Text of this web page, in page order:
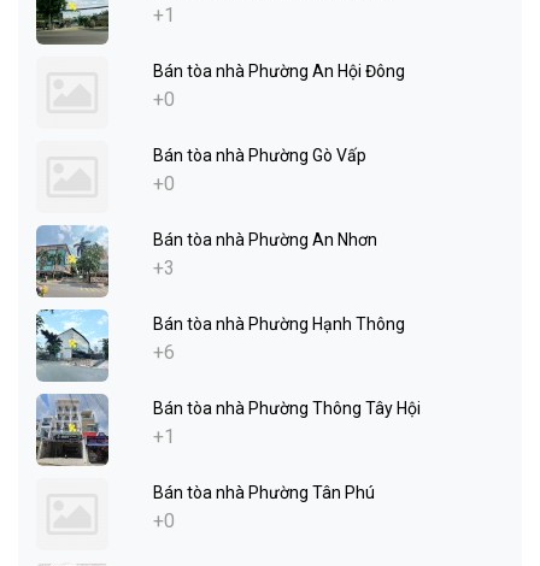
+1
Bán tòa nhà Phường An Hội Đông
+0
Bán tòa nhà Phường Gò Vấp
+0
Bán tòa nhà Phường An Nhơn
+3
Bán tòa nhà Phường Hạnh Thông
+6
Bán tòa nhà Phường Thông Tây Hội
+1
Bán tòa nhà Phường Tân Phú
+0